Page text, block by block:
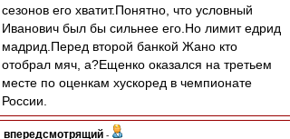
сезонов его хватит.Понятно, что условный
Иванович был бы сильнее его.Но лимит едрид
мадрид.Перед второй банкой Жано кто
отобрал мяч, а?Ещенко оказался на третьем
месте по оценкам хускоред в чемпионате
России.
впередсмотрящий -